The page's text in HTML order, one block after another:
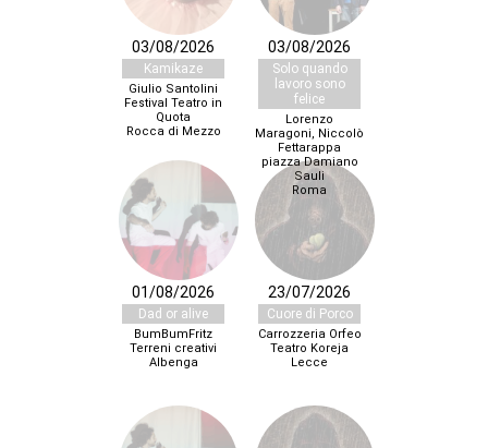
03/08/2026
Kamikaze
Giulio Santolini
Festival Teatro in
Quota
Rocca di Mezzo
03/08/2026
Solo quando
lavoro sono
felice
Lorenzo
Maragoni, Niccolò
Fettarappa
piazza Damiano
Sauli
Roma
01/08/2026
Dad or alive
BumBumFritz
Terreni creativi
Albenga
23/07/2026
Cuore di Porco
Carrozzeria Orfeo
Teatro Koreja
Lecce